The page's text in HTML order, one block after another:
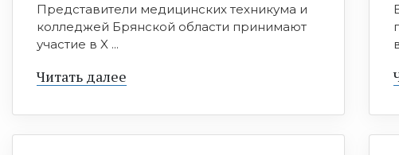
Представители медицинских техникума и
колледжей Брянской области принимают
участие в X ...
Читать далее